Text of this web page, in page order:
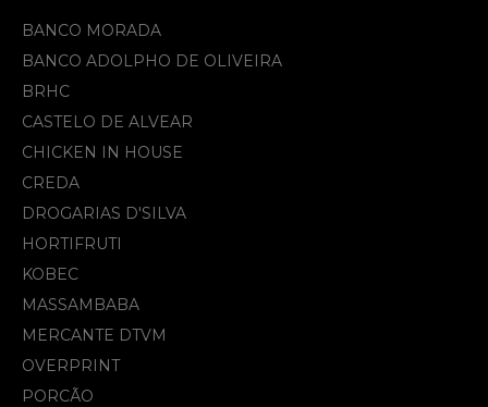
BANCO MORADA
BANCO ADOLPHO DE OLIVEIRA
BRHC
CASTELO DE ALVEAR
CHICKEN IN HOUSE
CREDA
DROGARIAS D'SILVA
HORTIFRUTI
KOBEC
MASSAMBABA
MERCANTE DTVM
OVERPRINT
PORCÃO